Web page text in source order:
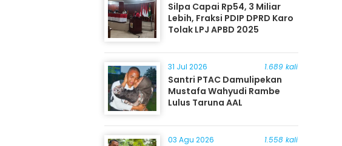
Silpa Capai Rp54, 3 Miliar
Lebih, Fraksi PDIP DPRD Karo
Tolak LPJ APBD 2025
31 Jul 2026 1.689 kali
Santri PTAC Damulipekan
Mustafa Wahyudi Rambe
Lulus Taruna AAL
03 Agu 2026 1.558 kali